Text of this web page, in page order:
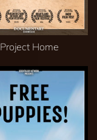
Project Home